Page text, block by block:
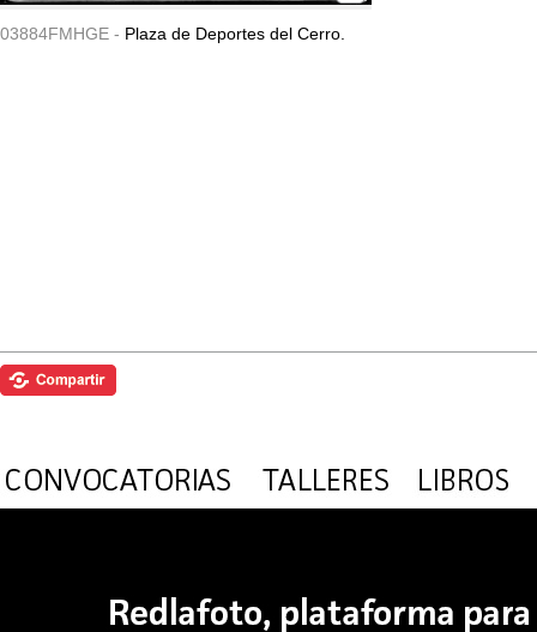
03884FMHGE - Plaza de Deportes del Cerro.